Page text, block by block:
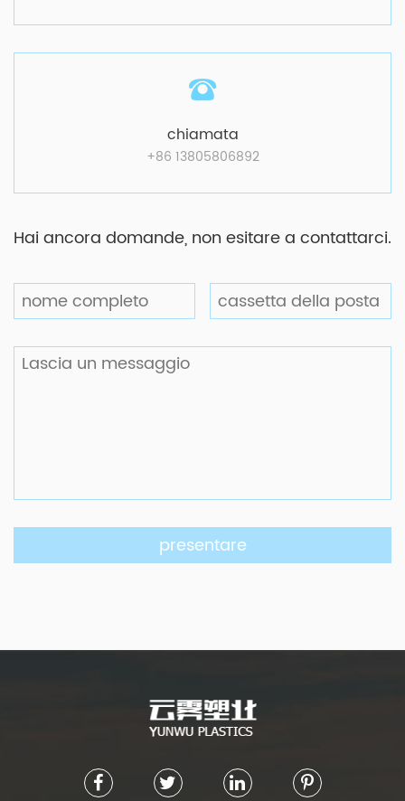
chiamata
+86 13805806892
Hai ancora domande, non esitare a contattarci.